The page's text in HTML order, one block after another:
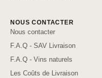
NOUS CONTACTER
Nous contacter
F.A.Q - SAV Livraison
F.A.Q - Vins naturels
Les Coûts de Livraison